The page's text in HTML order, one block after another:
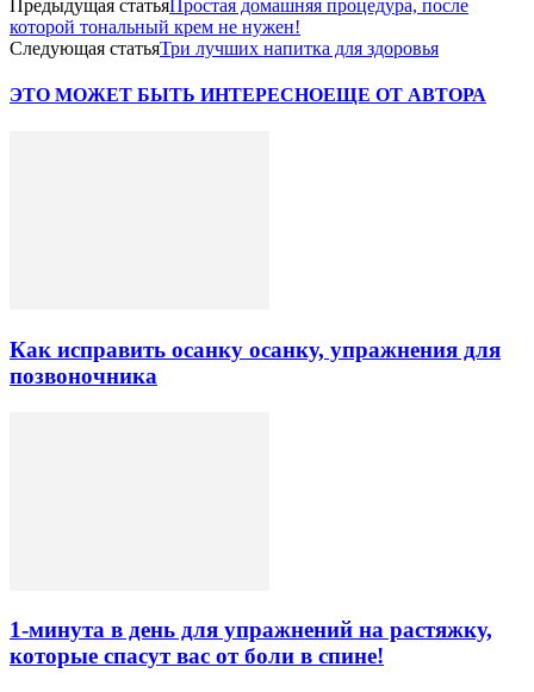
Предыдущая статьяПростая домашняя процедура, после
которой тональный крем не нужен!
Следующая статьяТри лучших напитка для здоровья
ЭТО МОЖЕТ БЫТЬ ИНТЕРЕСНОЕЩЕ ОТ АВТОРА
Как исправить осанку осанку, упражнения для
позвоночника
1-минута в день для упражнений на растяжку,
которые спасут вас от боли в спине!